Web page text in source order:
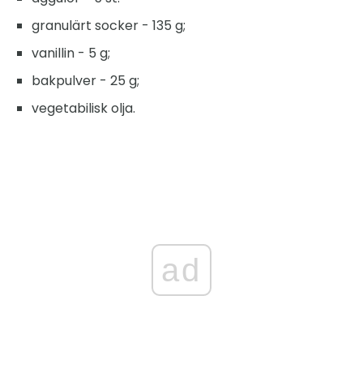
granulärt socker - 135 g;
vanillin - 5 g;
bakpulver - 25 g;
vegetabilisk olja.
ad